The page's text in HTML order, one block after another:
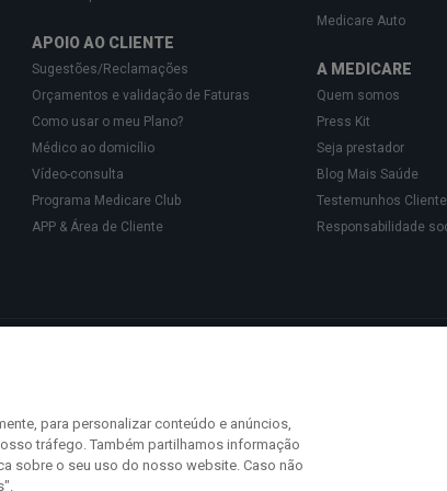
APOIO AO CLIENTE
Sugestões/Reclamações
Orçamentos e validação de Faturas
Como usar o meu Plano?
Médico ao domicílio
Vídeo-consulta
Programa Medicare Club
APP & Área de Cliente
Medicare Auto
A MEDICARE
Quem somos
Press Kit
Seja prestador
Blog Mais Saúde
Testemunhos
Responsabilidade
113 (chamada para a rede fixa nacional) ou
para personalizar conteúdo e anúncios,
tráfego. Também partilhamos informação
sobre o seu uso do nosso website. Caso não